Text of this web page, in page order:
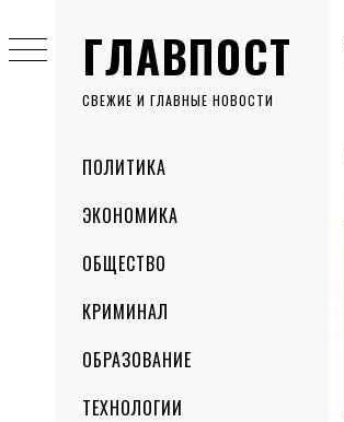
ГЛАВПОСТ
СВЕЖИЕ И ГЛАВНЫЕ НОВОСТИ
MenuПОЛИТИКА
ЭКОНОМИКА
ОБЩЕСТВО
КРИМИНАЛ
ОБРАЗОВАНИЕ
ТЕХНОЛОГИИ
to
content